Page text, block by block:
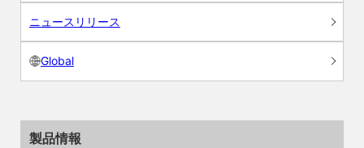
ニュースリリース
Global
製品情報